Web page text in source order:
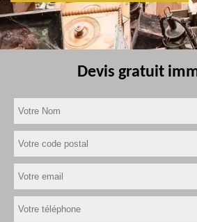
Devis gratuit